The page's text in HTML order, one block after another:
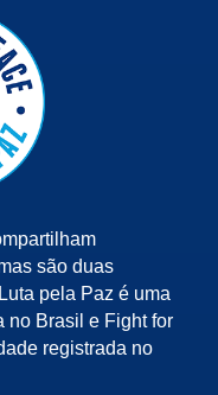
são duas
pela Paz é uma
no Brasil e Fight for
registrada no